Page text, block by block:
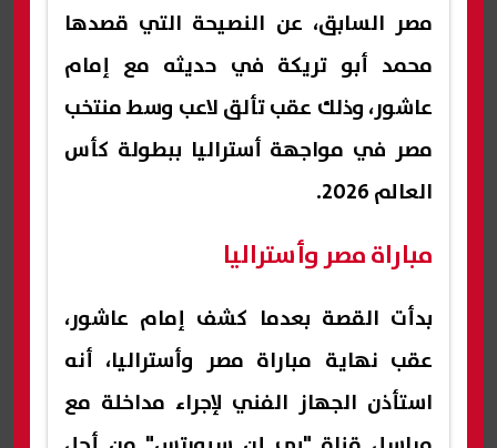
مصر السابق، عن النصيحة التي قصدها
محمد أبو تريكة في حديثه مع إمام
عاشور، وذلك عقب تألق لاعب وسط منتخب
مصر في مواجهة أستراليا ببطولة كأس
العالم 2026.
مباراة مصر وأستراليا
بدأت القصة بعدما كشف إمام عاشور،
عقب نهاية مباراة مصر وأستراليا، أنه
استأذن الجهاز الفني لإجراء مداخلة مع